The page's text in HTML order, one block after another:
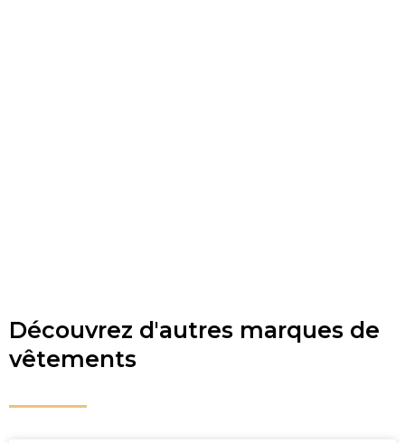
Découvrez d'autres marques de
vêtements